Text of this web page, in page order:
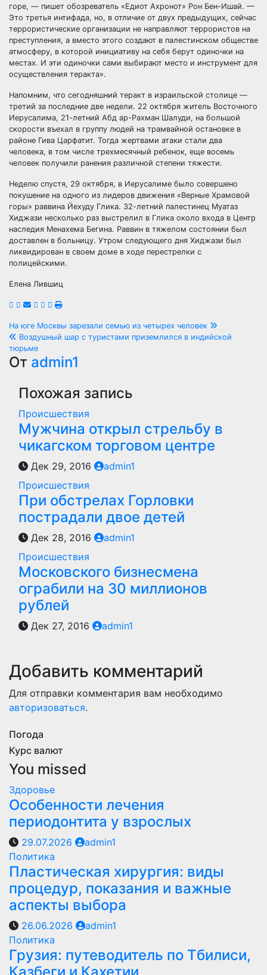
горе, — пишет обозреватель «Едиот Ахронот» Рон Бен-Ишай. —
Это третья интифада, но, в отличие от двух предыдущих, сейчас
террористические организации не направляют террористов на
преступления, а вместо этого создают в палестинском обществе
атмосферу, в которой инициативу на себя берут одиночки на
местах. И эти одиночки сами выбирают место и инструмент для
осуществления теракта».
Напомним, что сегодняшний теракт в израильской столице —
третий за последние две недели. 22 октября житель Восточного
Иерусалима, 21-летний Абд ар-Рахман Шалуди, на большой
скорости въехал в группу людей на трамвайной остановке в
районе Гива Царфатит. Тогда жертвами атаки стали два
человека, в том числе трехмесячный ребенок, еще восемь
человек получили ранения различной степени тяжести.
Неделю спустя, 29 октября, в Иерусалиме было совершено
покушение на одного из лидеров движения «Верные Храмовой
горы» раввина Йехуду Глика. 32-летний палестинец Муатаз
Хиджази несколько раз выстрелил в Глика около входа в Центр
наследия Менахема Бегина. Раввин в тяжелом состоянии был
доставлен в больницу. Утром следующего дня Хиджази был
ликвидирован в своем доме в ходе перестрелки с
полицейскими.
Елена Лившиц
Навигация
по
записям
На юге Москвы зарезали семью из четырех человек
Воздушный шар с туристами приземлился в индийской
тюрьме
От admin1
Похожая запись
Происшествия
Мужчина открыл стрельбу в
чикагском торговом центре
Дек 29, 2016
admin1
Происшествия
При обстрелах Горловки
пострадали двое детей
Дек 28, 2016
admin1
Происшествия
Московского бизнесмена
ограбили на 30 миллионов
рублей
Дек 27, 2016 admin1
Добавить комментарий
Для отправки комментария вам необходимо
авторизоваться.
Погода
Курс валют
You missed
Здоровье
Особенности лечения
периодонтита у взрослых
29.07.2026
admin1
Политика
Пластическая хирургия: виды
процедур, показания и важные
аспекты выбора
26.06.2026
admin1
Политика
Грузия: путеводитель по Тбилиси,